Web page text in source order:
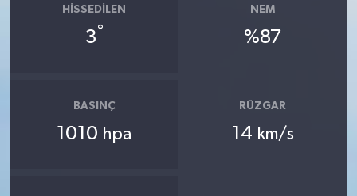
HISSEDILEN
3°
NEM
%87
BASINÇ
1010 hpa
RÜZGAR
14 km/s